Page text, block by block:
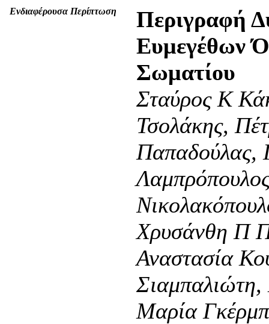
Ενδιαφέρουσα Περίπτωση
Περιγραφή
Ευμεγέθων
Σωματίου
Σταύρος K
Τσολάκης,
Παπαδούλας,
Χρυσάνθη Π
Αναστασία
Σιαμπαλιώτη,
Μαρία